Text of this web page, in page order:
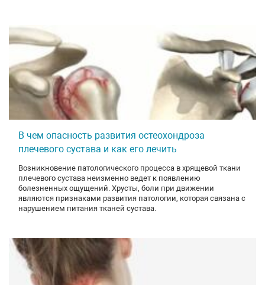
В чем опасность развития остеохондроза
плечевого сустава и как его лечить
Возникновение патологического процесса в хрящевой ткани
плечевого сустава неизменно ведет к появлению
болезненных ощущений. Хрусты, боли при движении
являются признаками развития патологии, которая связана с
нарушением питания тканей сустава.